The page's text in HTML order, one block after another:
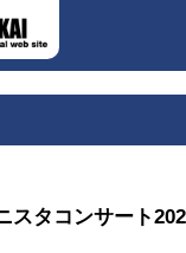
スタコンサート